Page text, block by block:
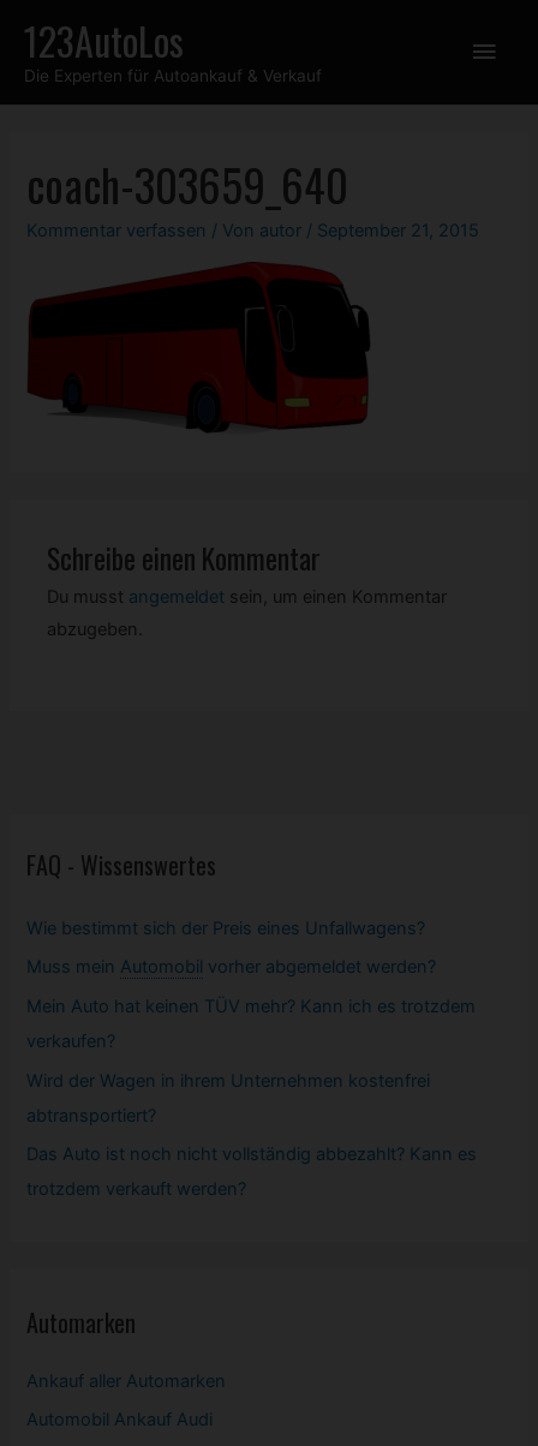
Inhalt
springen
123AutoLos
Die Experten für Autoankauf & Verkauf
coach-303659_640
Kommentar verfassen / Von autor / September 21, 2015
Schreibe einen Kommentar
Du musst angemeldet sein, um einen Kommentar
abzugeben.
FAQ - Wissenswertes
Wie bestimmt sich der Preis eines Unfallwagens?
Muss mein Automobil vorher abgemeldet werden?
Mein Auto hat keinen TÜV mehr? Kann ich es trotzdem
verkaufen?
Wird der Wagen in ihrem Unternehmen kostenfrei
abtransportiert?
Das Auto ist noch nicht vollständig abbezahlt? Kann es
trotzdem verkauft werden?
Automarken
Ankauf aller Automarken
Automobil Ankauf Audi